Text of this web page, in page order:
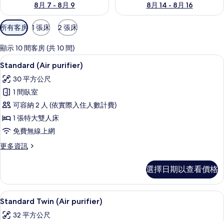
8月 7 - 8月 9
8月 14 - 8月 16
可
用
的
客
房
篩
選
條
所有客房 1 張床 2 張床
顯示 10 間客房 (共 10 間)
顯
示
Standard
(Air
purifier)
的
所
有
Standard (Air purifier) | 羽絨被、遮
7
Standard (Air purifier)
30 平方公尺
1 間臥室
可容納 2 人 (依實際入住人數計費)
1 張特大雙人床
免費無線上網
更多資訊
更
purifier)
的
詳
選擇日期以查看價格
顯
示
Standard Twin (Air purifier) | 羽絨被
8
Standard Twin (Air purifier)
32 平方公尺